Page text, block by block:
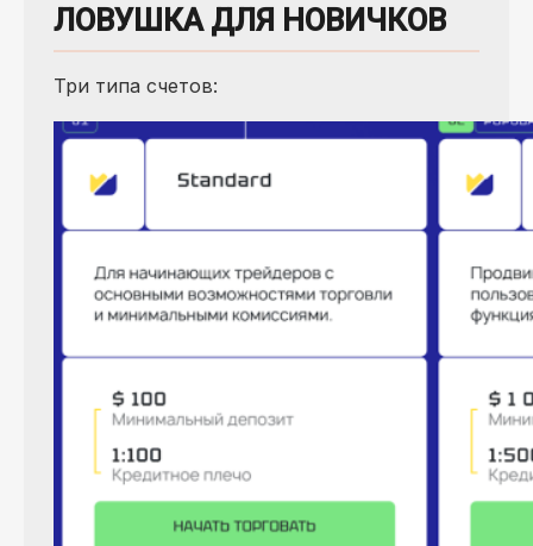
ЛОВУШКА ДЛЯ НОВИЧКОВ
Три типа счетов: